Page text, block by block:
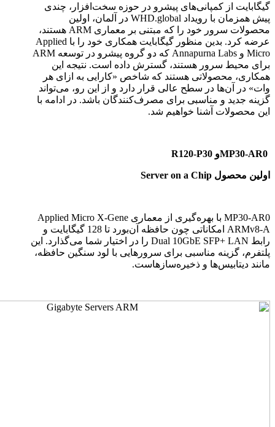
گیگابایت از کمپانی‌های پیشرو در حوزه سخت‌افزار، چندی
پیش همزمان با رویداد WHD.global در آلمان، اولین
محصولات سرور خود را که مبتنی بر معماری ARM هستند،
عرضه کرد. بدین منظور گیگابایت همکاری خود را با Applied
Micro و Annapurna Labs که دو گروه پیشرو در توسعه ARM
برای محیط سرور هستند، گسترش داده است. نتیجه این
همکاری، محصولاتی هستند که شاخص «کارایی به ازای هر
وات» در آن‌ها در سطح عالی قرار دارد و از این رو، می‌تواند
گزینه جدید و مناسبی برای مصرف‌کنندگان باشد. در ادامه با
این محصولات آشنا خواهیم شد.
MP30-AR0و R120-P30
اولین محصول Server on a Chip
MP30-AR0 با بهره‌گیری از معماری Applied Micro X-Gene
ARMv8-A
امکاناتی چون حافظه آن‌بورد تا 128 گیگابایت و
رابط Dual 10GbE SFP+ LAN را در اختیار شما می‌گذارد. این
پلتفرم، گزینه مناسبی برای سرورهایی با لود سنگین حافظه،
مانند دیتابیس‌ها و ذخیره‌سازهاست.